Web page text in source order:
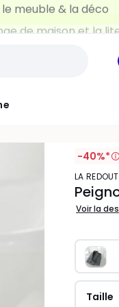
de maison et la
-40%*
LA
Voir la
Taille